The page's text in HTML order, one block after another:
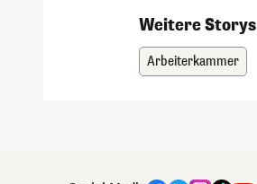
Weitere Storys
Arbeiterkammer